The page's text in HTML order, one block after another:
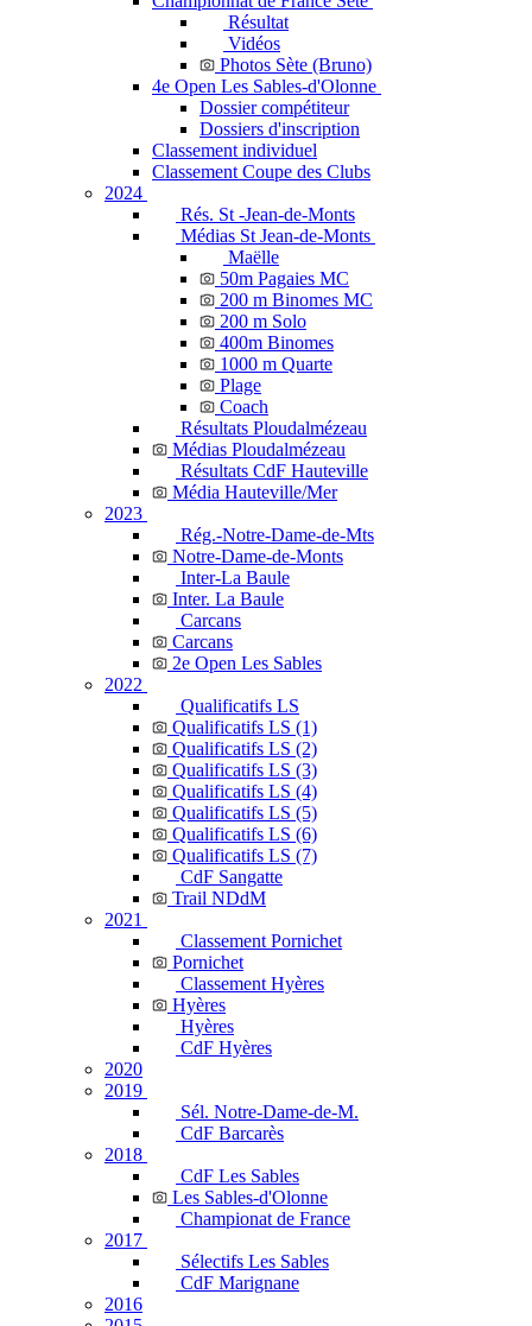
Résultat
Vidéos
Photos Sète (Bruno)
4e Open Les Sables-d'Olonne
Dossier compétiteur
Dossiers d'inscription
Classement individuel
Classement Coupe des Clubs
2024
Rés. St -Jean-de-Monts
Médias St Jean-de-Monts
Maëlle
50m Pagaies MC
200 m Binomes MC
200 m Solo
400m Binomes
1000 m Quarte
Plage
Coach
Résultats Ploudalmézeau
Médias Ploudalmézeau
Résultats CdF Hauteville
Média Hauteville/Mer
2023
Rég.-Notre-Dame-de-Mts
Notre-Dame-de-Monts
Inter-La Baule
Inter. La Baule
Carcans
Carcans
2e Open Les Sables
2022
Qualificatifs LS
Qualificatifs LS (1)
Qualificatifs LS (2)
Qualificatifs LS (3)
Qualificatifs LS (4)
Qualificatifs LS (5)
Qualificatifs LS (6)
Qualificatifs LS (7)
CdF Sangatte
Trail NDdM
2021
Classement Pornichet
Pornichet
Classement Hyères
Hyères
Hyères
CdF Hyères
2020
2019
Sél. Notre-Dame-de-M.
CdF Barcarès
2018
CdF Les Sables
Les Sables-d'Olonne
Championat de France
2017
Sélectifs Les Sables
CdF Marignane
2016